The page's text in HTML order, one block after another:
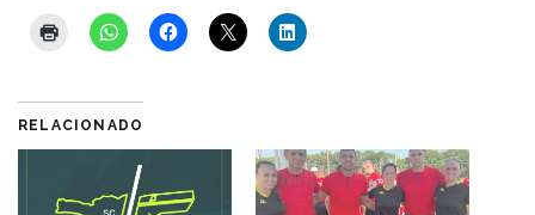
RELACIONADO